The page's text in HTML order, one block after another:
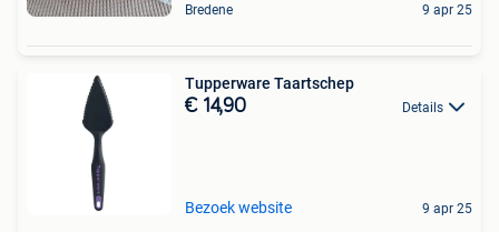
Bredene 9 apr 25
Tupperware Taartschep
€ 14,90 Details
Bezoek website 9 apr 25